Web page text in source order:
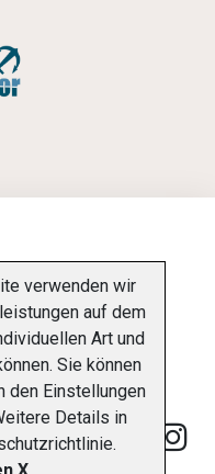
ÜBER UNS
verwenden wir
auf dem
Art und
Sie können
den Einstellungen
Details in
.